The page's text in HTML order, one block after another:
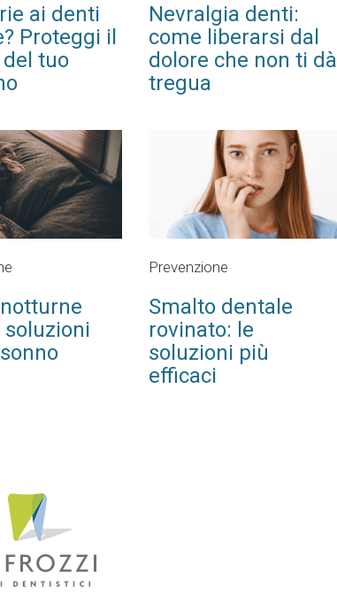
ai denti
Proteggi il
tuo
Nevralgia denti:
come liberarsi dal
dolore che non ti dà
tregua
Prevenzione
Smalto dentale
rovinato: le
soluzioni più
efficaci